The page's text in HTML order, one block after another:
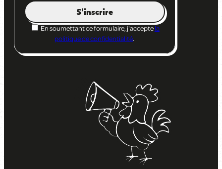
S'inscrire
En soumettant ce formulaire, j'acceptela
politique de confidentialité.